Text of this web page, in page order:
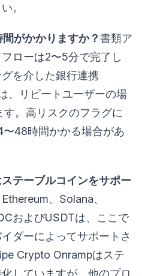
。
がかかりますか？書類ア
ローは2〜5分で完了し
を介した銀行連携
、リピートユーザーの場
。高リスクのフラグに
48時間かかる場合があ
テーブルコインをサポー
、Solana、
およびUSDTは、ここで
ダーによってサポートさ
Crypto Onrampはステ
していますが、他のプロ